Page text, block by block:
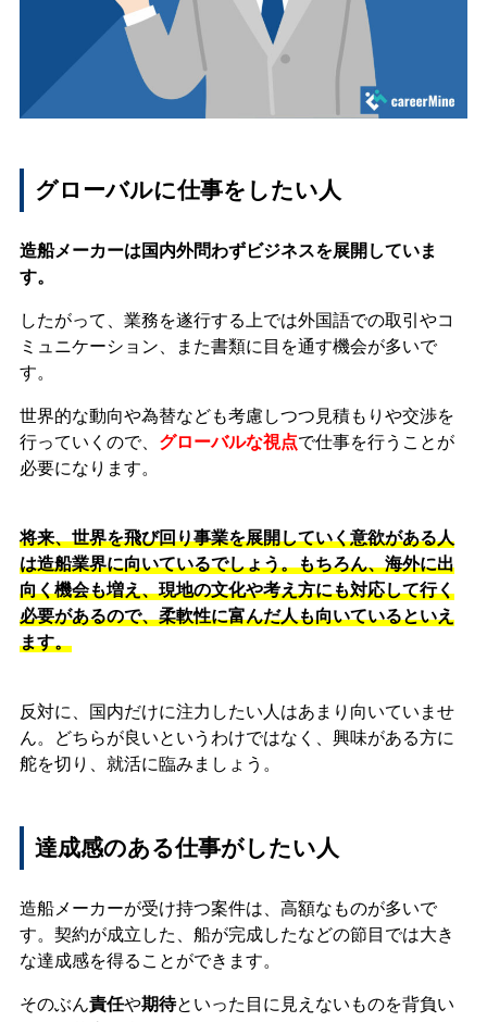
グローバルに仕事をしたい人
造船メーカーは国内外問わずビジネスを展開していま
す。
したがって、業務を遂行する上では外国語での取引やコ
ミュニケーション、また書類に目を通す機会が多いで
す。
世界的な動向や為替なども考慮しつつ見積もりや交渉を
行っていくので、 グローバルな視点で仕事を行うことが
必要になります。
将来、世界を飛び回り事業を展開していく意欲がある人
は造船業界に向いているでしょう。もちろん、海外に出
向く機会も増え、現地の文化や考え方にも対応して行く
必要があるので、柔軟性に富んだ人も向いているといえ
ます。
反対に、国内だけに注力したい人はあまり向いていませ
ん。どちらが良いというわけではなく、興味がある方に
舵を切り、就活に臨みましょう。
達成感のある仕事がしたい人
造船メーカーが受け持つ案件は、高額なものが多いで
す。契約が成立した、船が完成したなどの節目では大き
な達成感を得ることができます。
そのぶん責任や期待といった目に見えないものを背負い